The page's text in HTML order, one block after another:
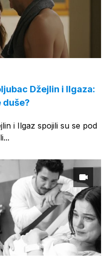
Džejlin i Ilgaza:
duše?
i Ilgaz spojili su se pod